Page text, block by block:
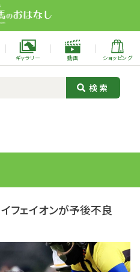
ギャラリー 動画 ショッピング
イフェイオンが予後不良